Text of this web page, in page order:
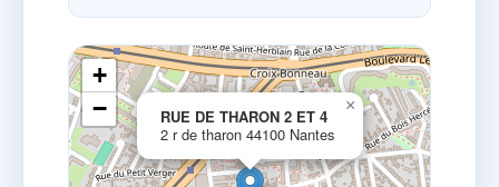
RUE DE THARON 2 ET 4
2 r de tharon 44100 Nantes
×
+
−